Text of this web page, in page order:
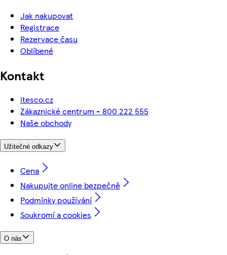
Jak nakupovat
Registrace
Rezervace času
Oblíbené
Kontakt
itesco.cz
Zákaznické centrum - 800 222 555
Naše obchody
Užitečné odkazy
Cena
Nakupujte online bezpečně
Podmínky používání
Soukromí a cookies
O nás